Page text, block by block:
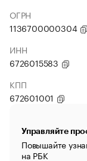
ОГРН
1136700000304
ИНН
6726015583
КПП
672601001
Управляйте
Повышайте
на РБК